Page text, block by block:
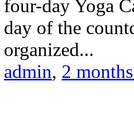
four-day Yoga
day of the
organized...
admin, 2